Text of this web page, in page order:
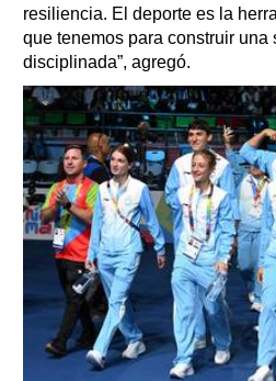
resiliencia. El deporte es la
que tenemos para construir una
disciplinada”, agregó.